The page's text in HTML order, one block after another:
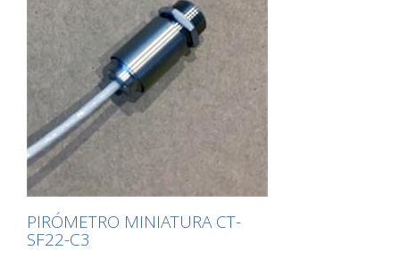
PIRÓMETRO MINIATURA CT-
SF22-C3